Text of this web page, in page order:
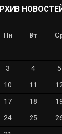
НОВОСТЕЙ
Пн Вт
3 4 5
10 11
17 18 19
24 25 26